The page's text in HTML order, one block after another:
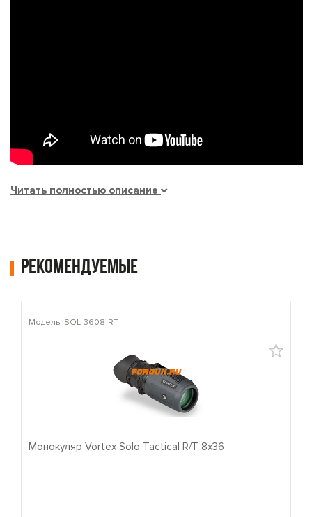
Читать полностью описание
Рекомендуемые
Модель: SOL-3608-RT
Монокуляр Vortex Solo Tactical R/T 8x36